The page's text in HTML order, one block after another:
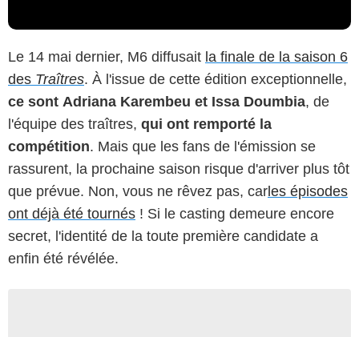
Le 14 mai dernier, M6 diffusait la finale de la saison 6
des Traîtres. À l'issue de cette édition exceptionnelle,
ce sont Adriana Karembeu et Issa Doumbia, de
l'équipe des traîtres, qui ont remporté la
compétition. Mais que les fans de l'émission se
rassurent, la prochaine saison risque d'arriver plus tôt
que prévue. Non, vous ne rêvez pas, carles épisodes
ont déjà été tournés ! Si le casting demeure encore
secret, l'identité de la toute première candidate a
enfin été révélée.